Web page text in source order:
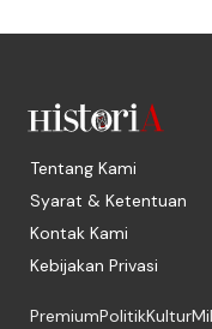
Tentang Kami
Syarat & Ketentuan
Kontak Kami
Kebijakan Privasi
PremiumPolitikKultur